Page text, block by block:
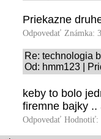
Priekazne
Odpovedať Známka:
Re: technologia
Od: hmm123 |
keby to bolo
firemne bajky
Odpovedať Hodnotiť: